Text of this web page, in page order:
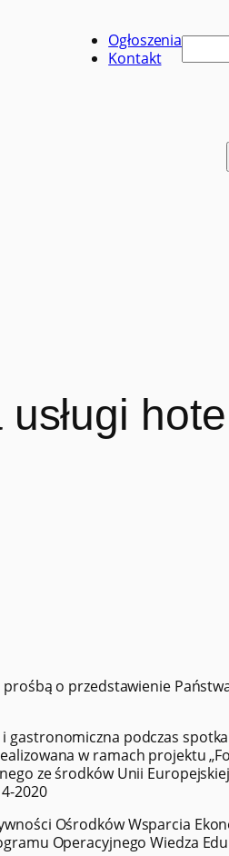
Ogłoszenia
Kontakt
Szukaj
prośbą o przedstawienie
i gastronomiczna podczas
w ramach projektu
ze środków Unii
2020
Ośrodków Wsparcia
Operacyjnego Wiedza